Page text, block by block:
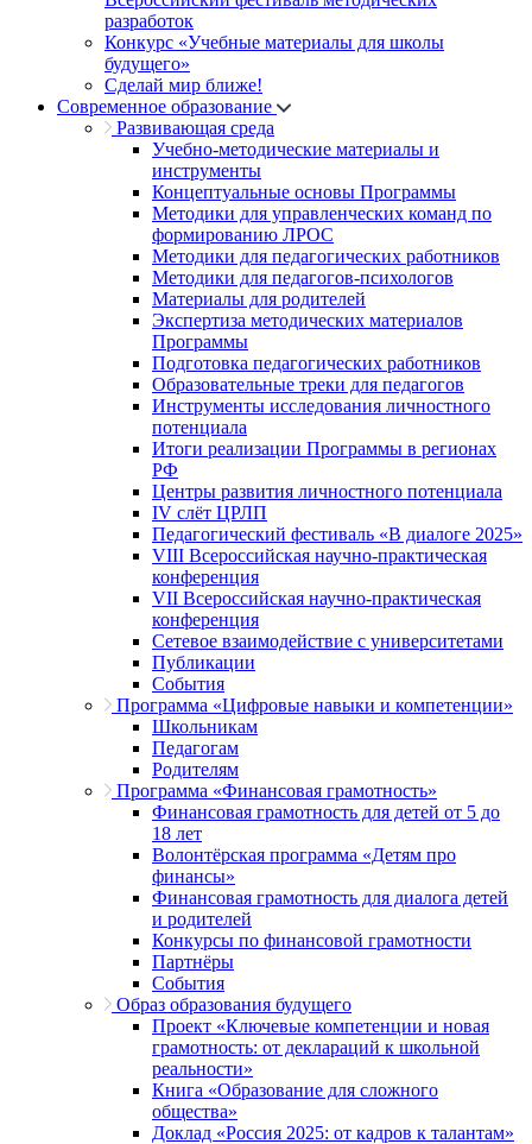
разработок
Конкурс «Учебные материалы для школы
будущего»
Сделай мир ближе!
Современное образование
Развивающая среда
Учебно-методические материалы и
инструменты
Концептуальные основы Программы
Методики для управленческих команд по
формированию ЛРОС
Методики для педагогических работников
Методики для педагогов-психологов
Материалы для родителей
Экспертиза методических материалов
Программы
Подготовка педагогических работников
Образовательные треки для педагогов
Инструменты исследования личностного
потенциала
Итоги реализации Программы в регионах
РФ
Центры развития личностного потенциала
IV слёт ЦРЛП
Педагогический фестиваль «В диалоге 2025»
VIII Всероссийская научно-практическая
конференция
VII Всероссийская научно-практическая
конференция
Сетевое взаимодействие с университетами
Публикации
События
Программа «Цифровые навыки и компетенции»
Школьникам
Педагогам
Родителям
Программа «Финансовая грамотность»
Финансовая грамотность для детей от 5 до
18 лет
Волонтёрская программа «Детям про
финансы»
Финансовая грамотность для диалога детей
и родителей
Конкурсы по финансовой грамотности
Партнёры
События
Образ образования будущего
Проект «Ключевые компетенции и новая
грамотность: от деклараций к школьной
реальности»
Книга «Образование для сложного
общества»
Доклад «Россия 2025: от кадров к талантам»